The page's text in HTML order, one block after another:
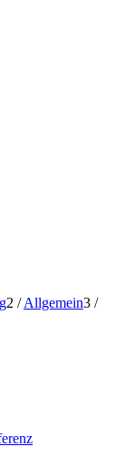
2 / Allgemein3 /